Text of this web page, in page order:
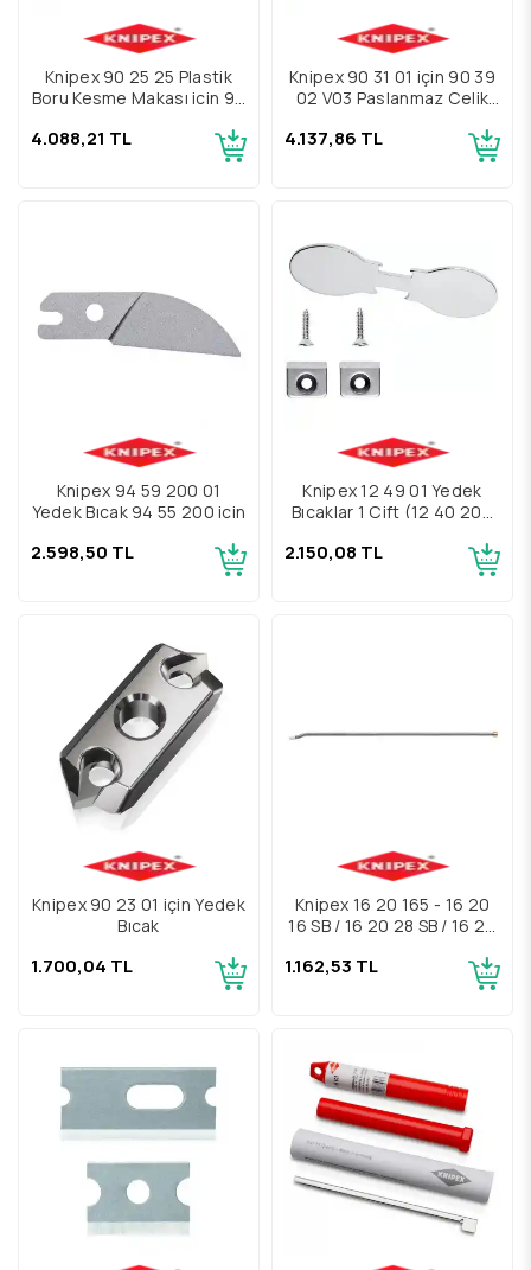
Knipex 90 25 25 Plastik
Boru Kesme Makası için 90
Diski
4.088,21 TL
Knipex 90 31 01 için 90 39
02 V03 Paslanmaz Çelik
4.137,86 TL
Knipex 94 59 200 01
Yedek Bıçak 94 55 200 için
2.598,50 TL
Knipex 12 49 01 Yedek
Bıçaklar 1 Çift (12 40 200
2.150,08 TL
Knipex 90 23 01 için Yedek
Bıçak
1.700,04 TL
Knipex 16 20 165 - 16 20
16 SB / 16 20 28 SB / 16 20
1.162,53 TL